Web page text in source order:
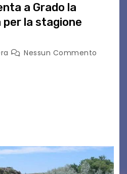
a Grado la
per la stagione
Nessun Commento